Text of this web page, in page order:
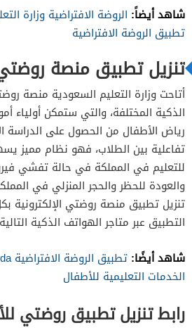
شاهد أيضاً: الروضة الافتراضية وزارة
تطبيق الروضة الافتراضية
تنزيل تطبيق منصة روضتي
أتاحت وزارة التعليم السعودية منصة
الذكية المختلفة، والتي ستمكن أولياء
رياض الأطفال من الحصول على الدراسة
تفاعلية بين الطلاب، فهو نظام مميز
للتعليم في المملكة في حالة تفشي
والعودة للحظر والحجر المنزلي في
تنزيل تطبيق منصة روضتي
التطبيق عبر متاجر الهواتف الذكية
شاهد أيضًا:
الخدمات التعليمية للأطفال
رابط تنزيل تطبيق روضتي